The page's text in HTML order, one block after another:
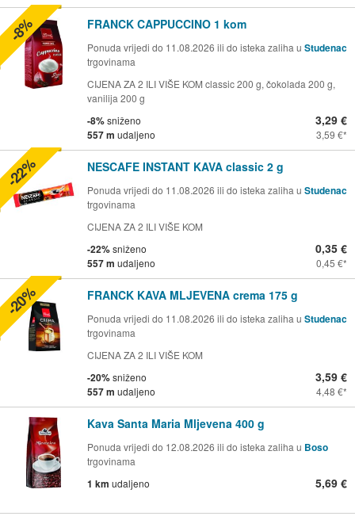
FRANCK CAPPUCCINO 1 kom
Ponuda vrijedi do 11.08.2026 ili do isteka zaliha u Studenac
trgovinama
CIJENA ZA 2 ILI VIŠE KOM classic 200 g, čokolada 200 g,
vanilija 200 g
-8%sniženo
557 m udaljeno
3,29 €
3,59 €
-8%
NESCAFE INSTANT KAVA classic 2 g
Ponuda vrijedi do 11.08.2026 ili do isteka zaliha u Studenac
trgovinama
CIJENA ZA 2 ILI VIŠE KOM
-22%sniženo
557 m udaljeno
0,35 €
0,45 €
-22%
FRANCK KAVA MLJEVENA crema 175 g
Ponuda vrijedi do 11.08.2026 ili do isteka zaliha u Studenac
trgovinama
CIJENA ZA 2 ILI VIŠE KOM
-20%sniženo
557 m udaljeno
3,59 €
4,48 €
-20%
Kava Santa Maria Mljevena 400 g
Ponuda vrijedi do 12.08.2026 ili do isteka zaliha u Boso
trgovinama
1 km udaljeno 5,69 €